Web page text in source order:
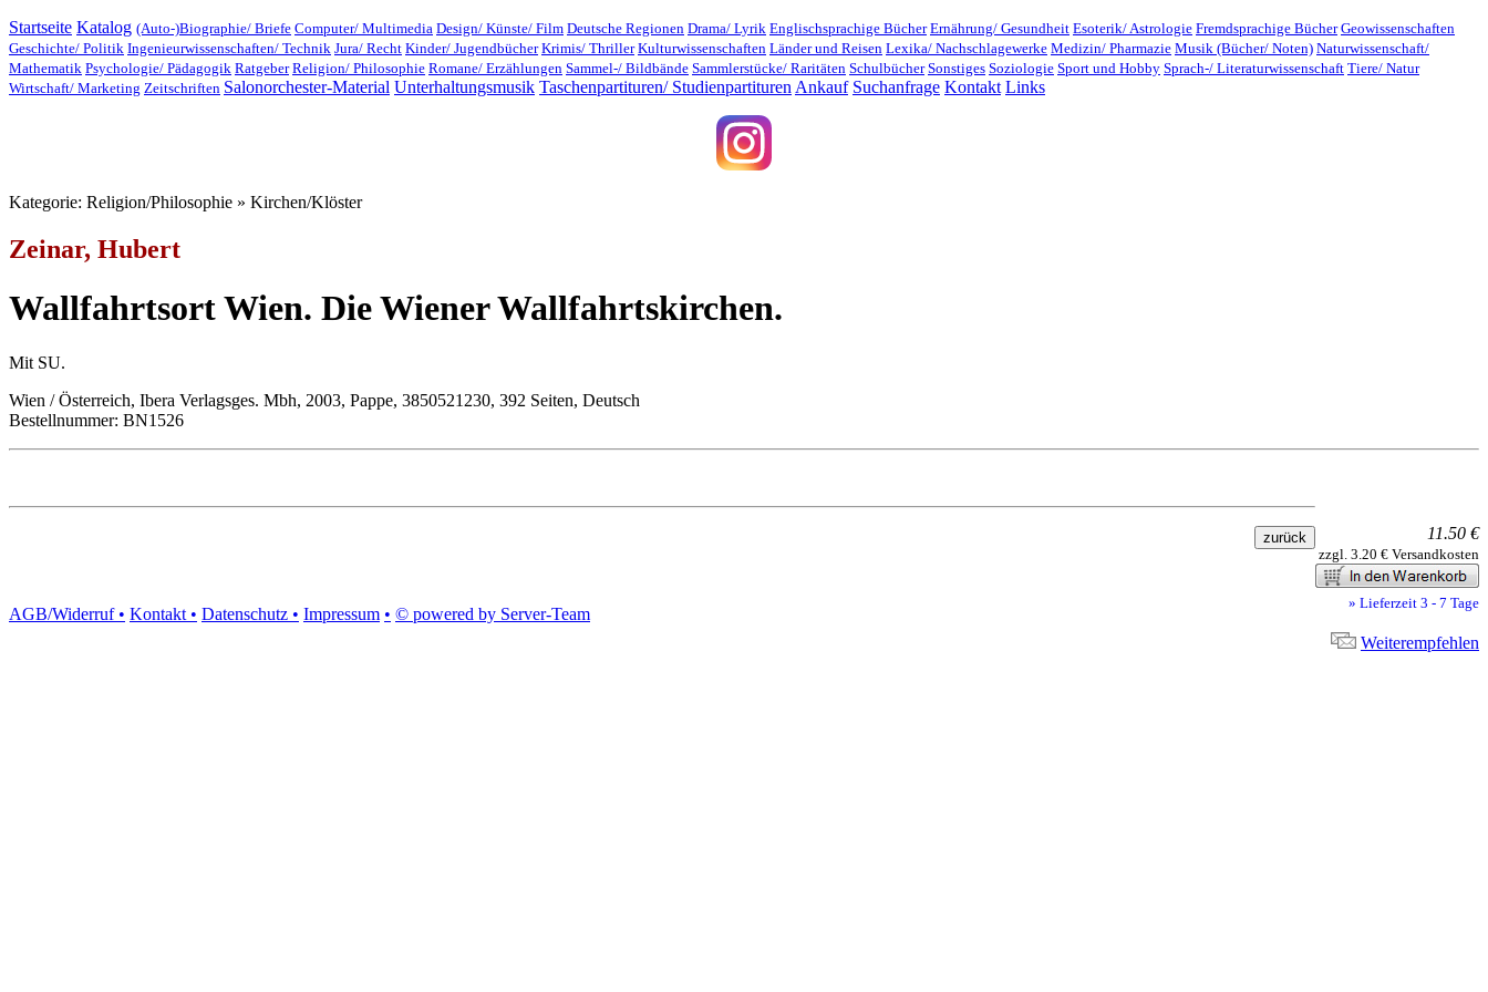
Startseite Katalog (Auto-)Biographie/ Briefe Computer/ Multimedia Design/ Künste/ Film Deutsche Regionen Drama/ Lyrik Englischsprachige Bücher Ernährung/ Gesundheit Esoterik/ Astrologie Fremdsprachige Bücher Geowissenschaften
Geschichte/ Politik Ingenieurwissenschaften/ Technik Jura/ Recht Kinder/ Jugendbücher Krimis/ Thriller Kulturwissenschaften Länder und Reisen Lexika/ Nachschlagewerke Medizin/ Pharmazie Musik (Bücher/ Noten) Naturwissenschaft/
Mathematik Psychologie/ Pädagogik Ratgeber Religion/ Philosophie Romane/ Erzählungen Sammel-/ Bildbände Sammlerstücke/ Raritäten Schulbücher Sonstiges Soziologie Sport und Hobby Sprach-/ Literaturwissenschaft Tiere/ Natur
Wirtschaft/ Marketing Zeitschriften Salonorchester-Material Unterhaltungsmusik Taschenpartituren/ Studienpartituren Ankauf Suchanfrage Kontakt Links
Kategorie: Religion/Philosophie » Kirchen/Klöster
Zeinar, Hubert
Wallfahrtsort Wien. Die Wiener Wallfahrtskirchen.
Mit SU.
Wien / Österreich, Ibera Verlagsges. Mbh, 2003, Pappe, 3850521230, 392 Seiten, Deutsch
Bestellnummer: BN1526
11.50 €
zzgl. 3.20 € Versandkosten
» Lieferzeit 3 - 7 Tage
Weiterempfehlen
AGB/Widerruf • Kontakt • Datenschutz • Impressum • © powered by Server-Team